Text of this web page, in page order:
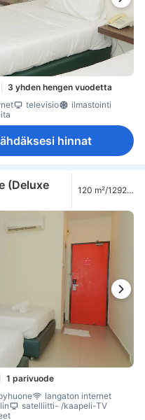
3 yhden hengen vuodetta
televisio
ilmastointi
hinnat
(Deluxe
120 m²/1292
1 parivuode
langaton internet
satelliitti- /kaapeli-TV